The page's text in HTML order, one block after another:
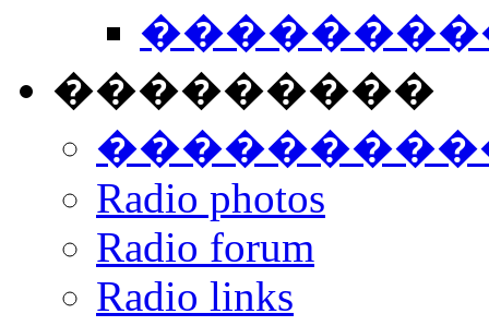
���������
Radio photos
Radio forum
Radio links